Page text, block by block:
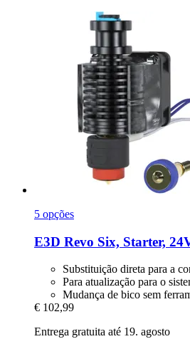
5 opções
E3D Revo Six, Starter,
Substituição direta para a
Para atualização para o
Mudança de bico sem
€ 102,99
Entrega gratuita até 19. agosto